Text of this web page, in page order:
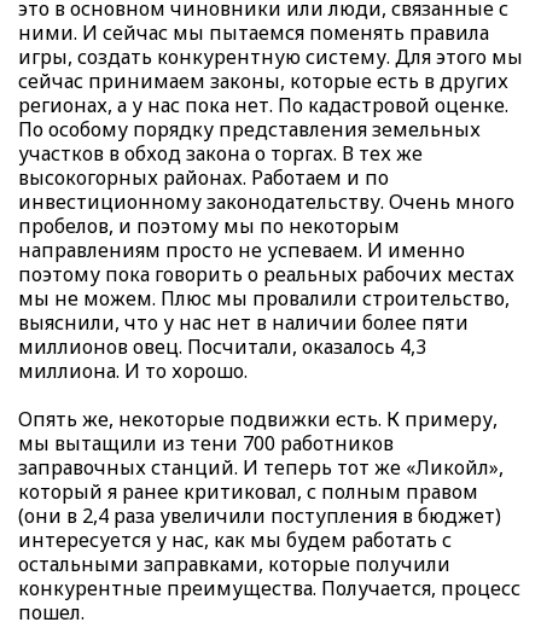
это в основном чиновники или люди, связанные с
ними. И сейчас мы пытаемся поменять правила
игры, создать конкурентную систему. Для этого мы
сейчас принимаем законы, которые есть в других
регионах, а у нас пока нет. По кадастровой оценке.
По особому порядку представления земельных
участков в обход закона о торгах. В тех же
высокогорных районах. Работаем и по
инвестиционному законодательству. Очень много
пробелов, и поэтому мы по некоторым
направлениям просто не успеваем. И именно
поэтому пока говорить о реальных рабочих местах
мы не можем. Плюс мы провалили строительство,
выяснили, что у нас нет в наличии более пяти
миллионов овец. Посчитали, оказалось 4,3
миллиона. И то хорошо.
Опять же, некоторые подвижки есть. К примеру,
мы вытащили из тени 700 работников
заправочных станций. И теперь тот же «Ликойл»,
который я ранее критиковал, с полным правом
(они в 2,4 раза увеличили поступления в бюджет)
интересуется у нас, как мы будем работать с
остальными заправками, которые получили
конкурентные преимущества. Получается, процесс
пошел.